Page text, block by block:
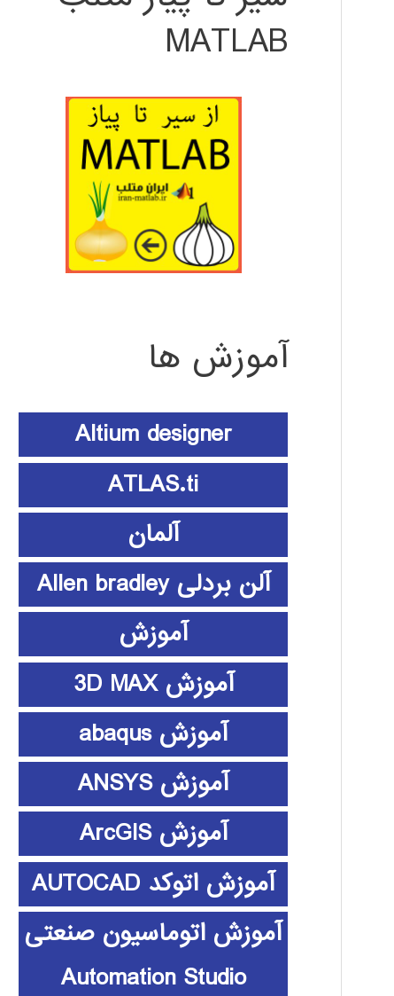
MATLAB
آموزش ها
Altium designer
ATLAS.ti
آلمان
آلن بردلی Allen bradley
آموزش
آموزش 3D MAX
آموزش abaqus
آموزش ANSYS
آموزش ArcGIS
آموزش اتوکد AUTOCAD
آموزش اتوماسیون صنعتی
Automation Studio